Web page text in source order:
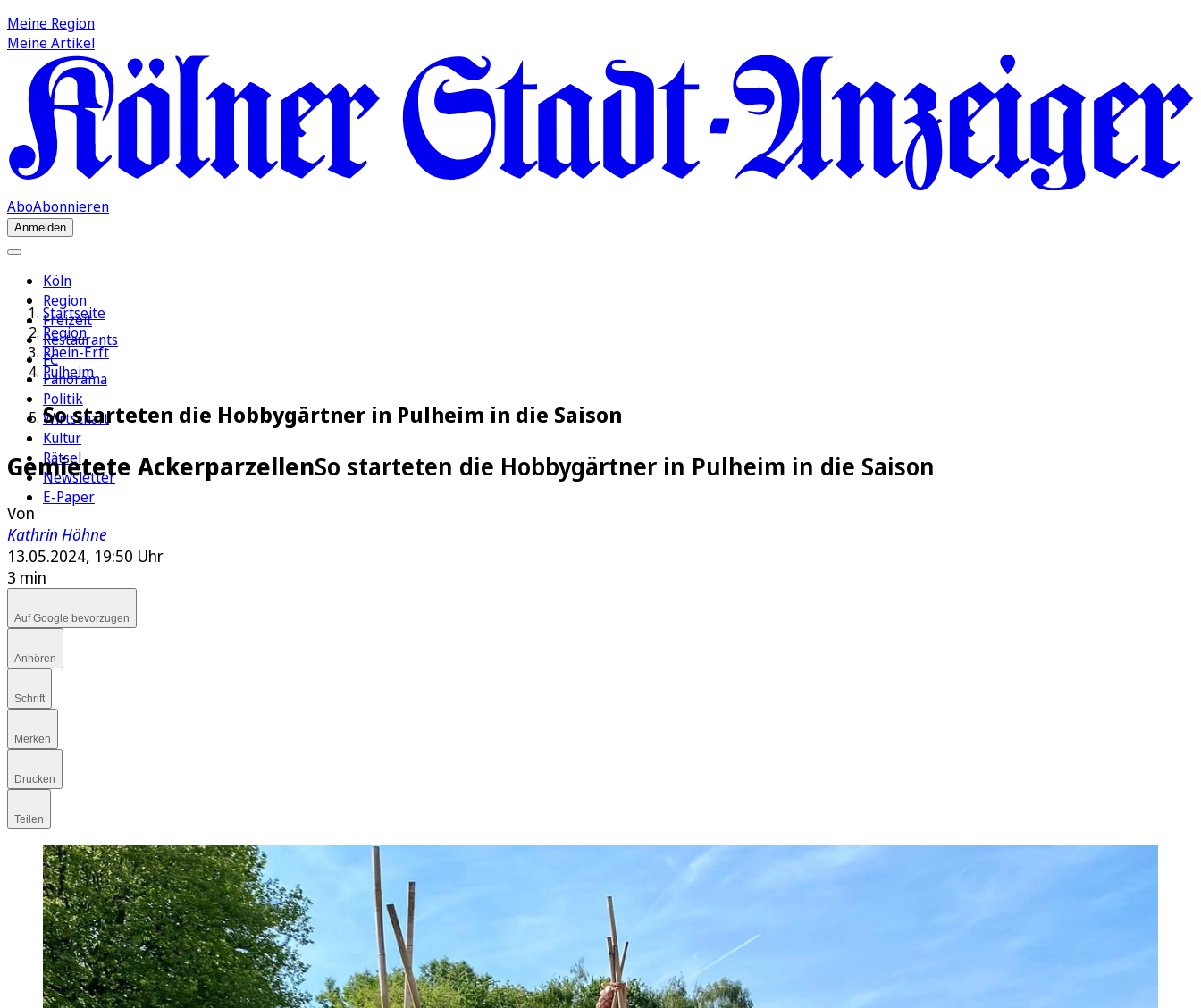
Meine Region
Meine Artikel
AboAbonnieren
Anmelden
Köln
Region
Freizeit
Restaurants
FC
Panorama
Politik
Wirtschaft
Kultur
Rätsel
Newsletter
E-Paper
Startseite
Region
Rhein-Erft
Pulheim
So starteten die Hobbygärtner in Pulheim in die Saison
Gemietete AckerparzellenSo starteten die Hobbygärtner in Pulheim in die Saison
Von
Kathrin Höhne
13.05.2024, 19:50 Uhr
3 min
Auf Google bevorzugen
Anhören
Schrift
Merken
Drucken
Teilen